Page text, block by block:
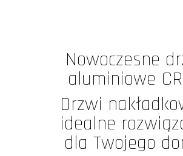
Nowoczesne
aluminiowe
Drzwi
idealne
dla Twojego